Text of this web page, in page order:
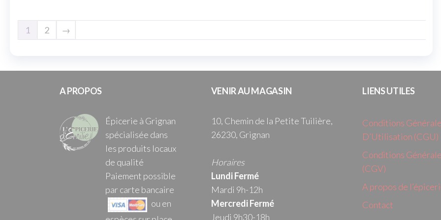
1 2 →
A PROPOS VENIR AU MAGASIN LIENS UTILES
Épicerie à Grignan
spécialisée dans
les produits locaux
de qualité
Paiement possible
par carte bancaire
ou en
10, Chemin de la Petite Tuilière,
26230, Grignan
Horaires
Lundi Fermé
Mardi 9h-12h
MercrediFermé
Jeudi 9h30-18h
Conditions
D’Utilisation (CGU)
Conditions
(CGV)
A propos de
Contact